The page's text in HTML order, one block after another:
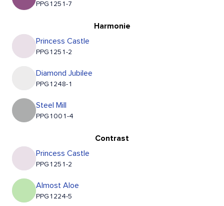
PPG1251-7
Harmonie
Princess Castle
PPG1251-2
Diamond Jubilee
PPG1248-1
Steel Mill
PPG1001-4
Contrast
Princess Castle
PPG1251-2
Almost Aloe
PPG1224-5